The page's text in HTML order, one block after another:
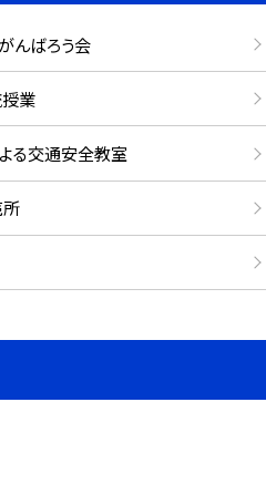
んばろう会
業
る交通安全教室